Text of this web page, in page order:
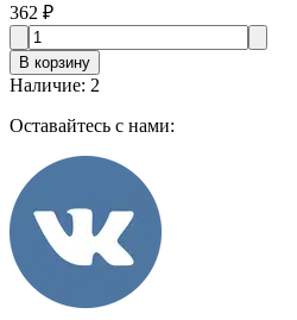
362 ₽
В корзину
Наличие: 2
Оставайтесь с нами: